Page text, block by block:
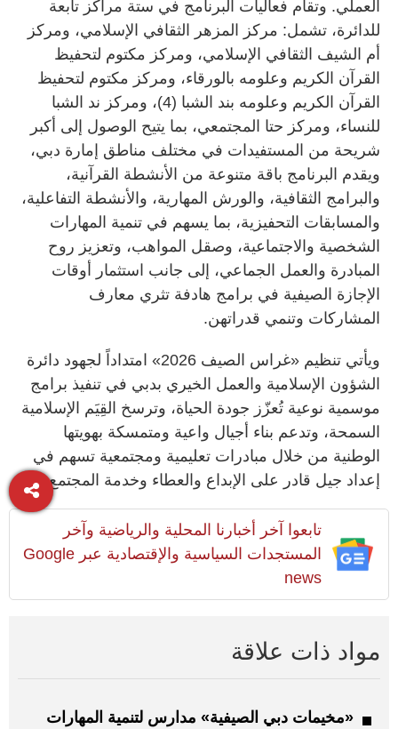
العملي. وتقام فعاليات البرنامج في ستة مراكز تابعة
للدائرة، تشمل: مركز المزهر الثقافي الإسلامي، ومركز
أم الشيف الثقافي الإسلامي، ومركز مكتوم لتحفيظ
القرآن الكريم وعلومه بالورقاء، ومركز مكتوم لتحفيظ
القرآن الكريم وعلومه بند الشبا (4)، ومركز ند الشبا
للنساء، ومركز حتا المجتمعي، بما يتيح الوصول إلى أكبر
شريحة من المستفيدات في مختلف مناطق إمارة دبي،
ويقدم البرنامج باقة متنوعة من الأنشطة القرآنية،
والبرامج الثقافية، والورش المهارية، والأنشطة التفاعلية،
والمسابقات التحفيزية، بما يسهم في تنمية المهارات
الشخصية والاجتماعية، وصقل المواهب، وتعزيز روح
المبادرة والعمل الجماعي، إلى جانب استثمار أوقات
الإجازة الصيفية في برامج هادفة تثري معارف
المشاركات وتنمي قدراتهن.
ويأتي تنظيم «غراس الصيف 2026» امتداداً لجهود دائرة
الشؤون الإسلامية والعمل الخيري بدبي في تنفيذ برامج
موسمية نوعية تُعزّز جودة الحياة، وترسخ القِيَم الإسلامية
السمحة، وتدعم بناء أجيال واعية ومتمسكة بهويتها
الوطنية من خلال مبادرات تعليمية ومجتمعية تسهم في
إعداد جيل قادر على الإبداع والعطاء وخدمة المجتمع.
تابعوا آخر أخبارنا المحلية والرياضية وآخر
المستجدات السياسية والإقتصادية عبر Google
news
مواد ذات علاقة
«مخيمات دبي الصيفية» مدارس لتنمية المهارات